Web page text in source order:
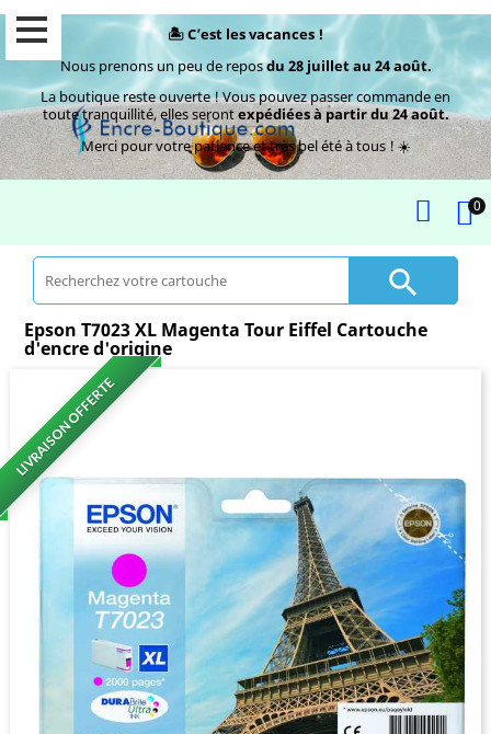
🏝️ C’est les vacances !
Nous prenons un peu de reposdu 28 juillet au 24 août.
La boutique reste ouverte ! Vous pouvez passer commande en
toute tranquillité, elles serontexpédiées à partir du 24 août.
Merci pour votre patience et très bel été à tous ! ☀️
0

Epson T7023 XL Magenta Tour Eiffel Cartouche
d'encre d'origine
LIVRAISON OFFERTE